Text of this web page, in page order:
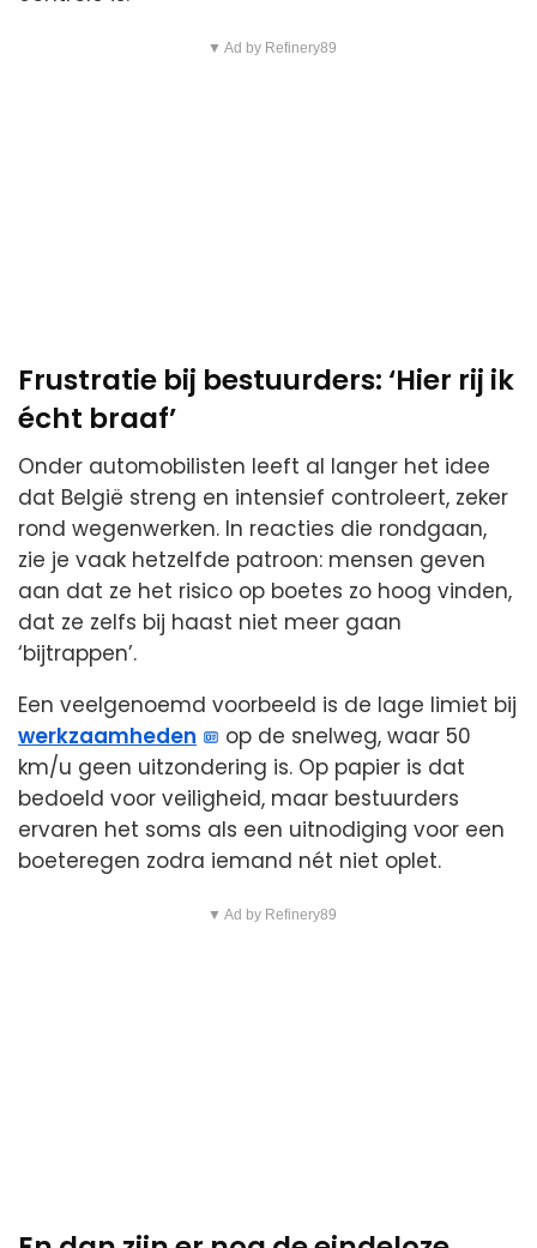
▼ Ad by Refinery89
Frustratie bij bestuurders: ‘Hier rij ik
écht braaf’
Onder automobilisten leeft al langer het idee
dat België streng en intensief controleert, zeker
rond wegenwerken. In reacties die rondgaan,
zie je vaak hetzelfde patroon: mensen geven
aan dat ze het risico op boetes zo hoog vinden,
dat ze zelfs bij haast niet meer gaan
‘bijtrappen’.
Een veelgenoemd voorbeeld is de lage limiet bij
werkzaamheden
op de snelweg, waar 50
km/u geen uitzondering is. Op papier is dat
bedoeld voor veiligheid, maar bestuurders
ervaren het soms als een uitnodiging voor een
boeteregen zodra iemand nét niet oplet.
▼ Ad by Refinery89